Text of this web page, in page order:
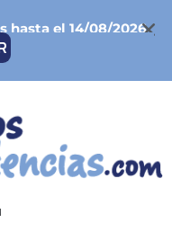
hasta el 14/08/2026